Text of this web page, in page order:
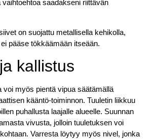
vaihtoehtoa saadakseni riittävän
on suojattu metallisella kehikolla,
pääse tökkäämään itseään.
kallistus
voi myös pientä vipua säätämällä
kääntö-toiminnon. Tuuletin liikkuu
puhallusta laajalle alueelle. Suunnan
vivusta, jolloin tuuletuksen voi
Varresta löytyy myös nivel, jonka